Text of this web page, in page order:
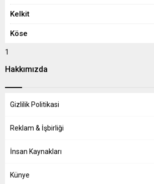
Kelkit
Köse
1
Hakkımızda
Gizlilik Politikasi
Reklam & İşbirliği
İnsan Kaynakları
Künye